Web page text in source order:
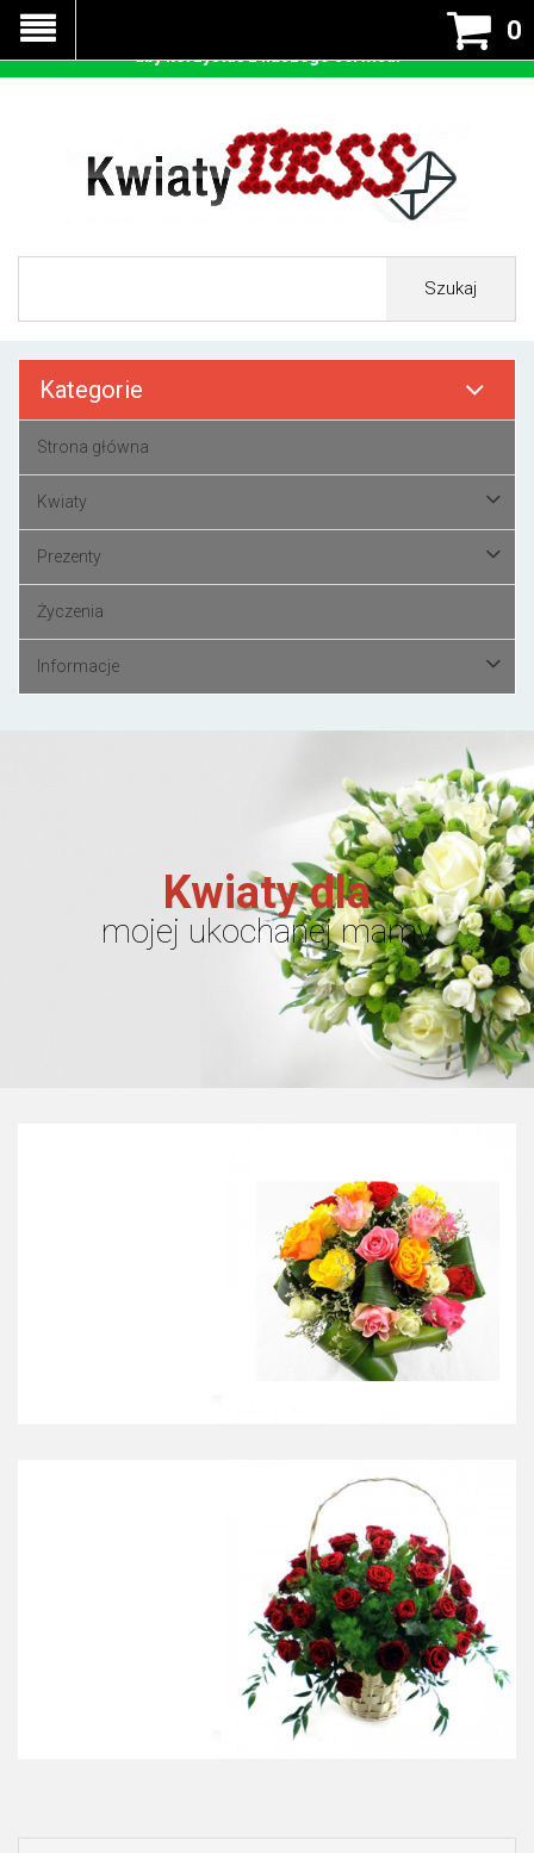
0
Szukaj
Kategorie
Strona główna
Kwiaty
Prezenty
Życzenia
Informacje
Kwiaty dla
mojej ukochanej mamy
Nasza strona korzysta z cookies - czyli tzw ciastek w celu
prawidłowego działania. Zaakceptuj przyjmowanie cookies
aby korzystać z naszego serwisu.